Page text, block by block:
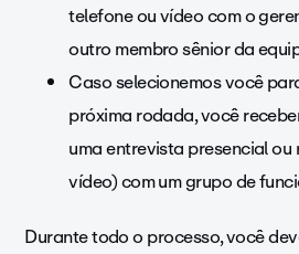
telefone ou vídeo com o
outro membro sênior da
Caso selecionemos você
próxima rodada, você
uma entrevista presencial
vídeo) com um grupo de
Durante todo o processo, você